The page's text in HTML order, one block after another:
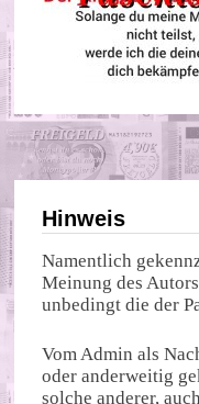
Hinweis
Namentlich
Meinung des
unbedingt die der
Vom Admin als
oder anderweitig
solche anderer,